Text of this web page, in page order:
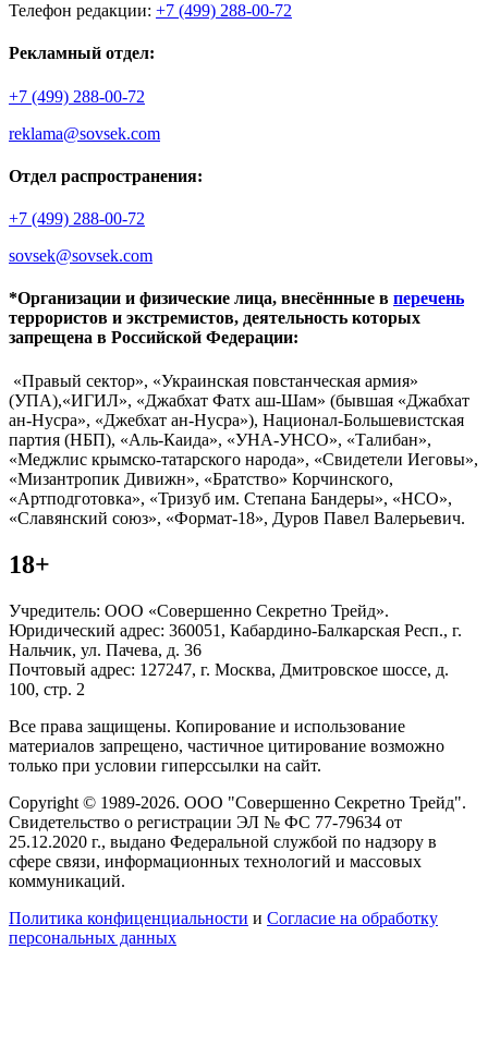
Телефон редакции: +7 (499) 288-00-72
Рекламный отдел:
+7 (499) 288-00-72
reklama@sovsek.com
Отдел распространения:
+7 (499) 288-00-72
sovsek@sovsek.com
*Организации и физические лица, внесённные в перечень
террористов и экстремистов, деятельность которых
запрещена в Российской Федерации:
«Правый сектор», «Украинская повстанческая армия»
(УПА),«ИГИЛ», «Джабхат Фатх аш-Шам» (бывшая «Джабхат
ан-Нусра», «Джебхат ан-Нусра»), Национал-Большевистская
партия (НБП), «Аль-Каида», «УНА-УНСО», «Талибан»,
«Меджлис крымско-татарского народа», «Свидетели Иеговы»,
«Мизантропик Дивижн», «Братство» Корчинского,
«Артподготовка», «Тризуб им. Степана Бандеры», «НСО»,
«Славянский союз», «Формат-18», Дуров Павел Валерьевич.
18+
Учредитель: ООО «Совершенно Секретно Трейд».
Юридический адрес: 360051, Кабардино-Балкарская Респ., г.
Нальчик, ул. Пачева, д. 36
Почтовый адрес: 127247, г. Москва, Дмитровское шоссе, д.
100, стр. 2
Все права защищены. Копирование и использование
материалов запрещено, частичное цитирование возможно
только при условии гиперссылки на сайт.
Copyright © 1989-2026. ООО "Совершенно Секретно Трейд".
Свидетельство о регистрации ЭЛ № ФС 77-79634 от
25.12.2020 г., выдано Федеральной службой по надзору в
сфере связи, информационных технологий и массовых
коммуникаций.
Политика конфиценциальности и Согласие на обработку
персональных данных